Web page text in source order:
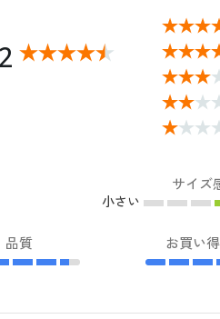
サイズ
小さい
品質 お買い